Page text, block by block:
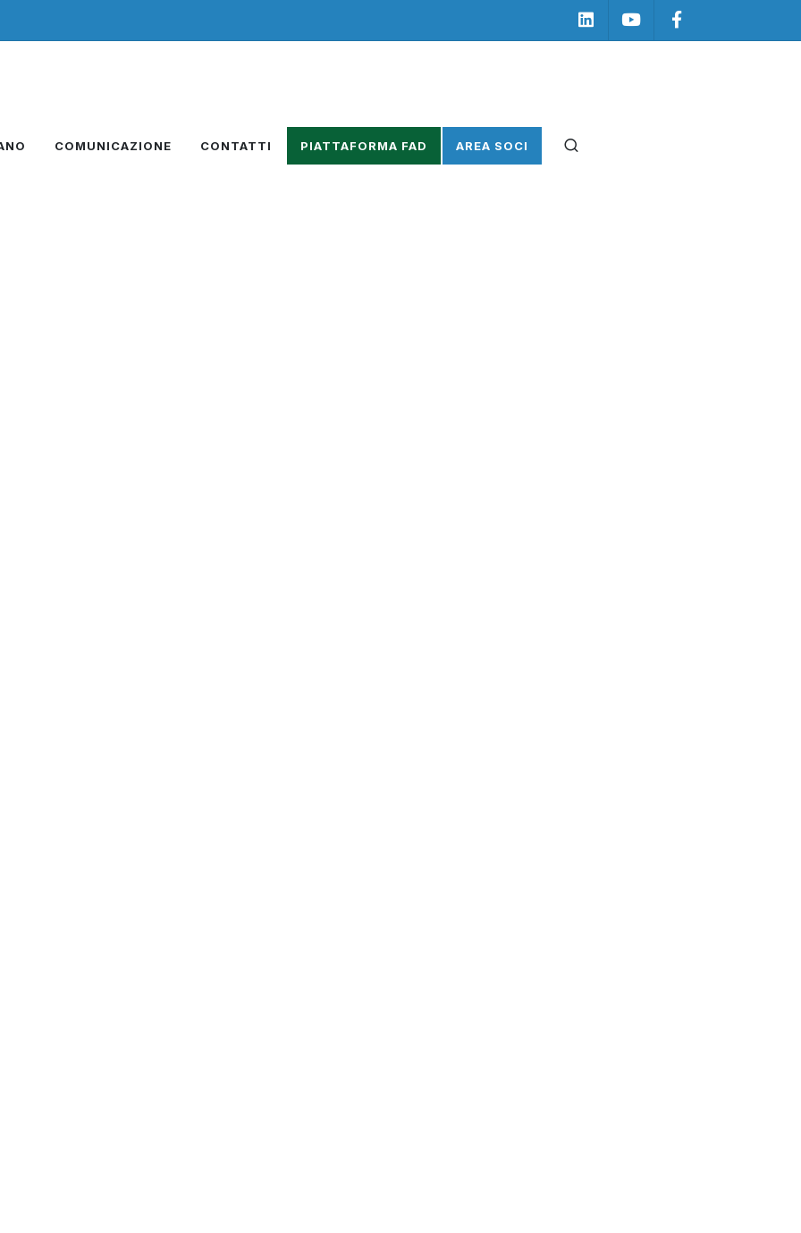
Linkedin Youtube
COMUNICAZIONE CONTATTI PIATTAFORMA FAD AREA SOCI